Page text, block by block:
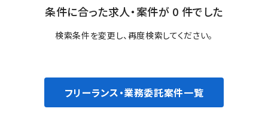
条件に合った求人・案件が 0 件でした
検索条件を変更し、再度検索してください。
フリーランス・業務委託案件一覧